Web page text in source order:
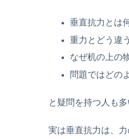
垂直抗力とは
重力とどう違
なぜ机の上の
問題ではどの
と疑問を持つ人も多
実は垂直抗力は、